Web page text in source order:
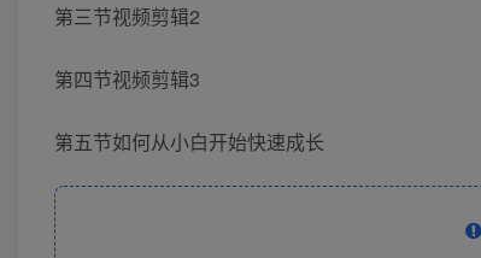
第三节视频剪辑2
第四节视频剪辑3
第五节如何从小白开始快速成长